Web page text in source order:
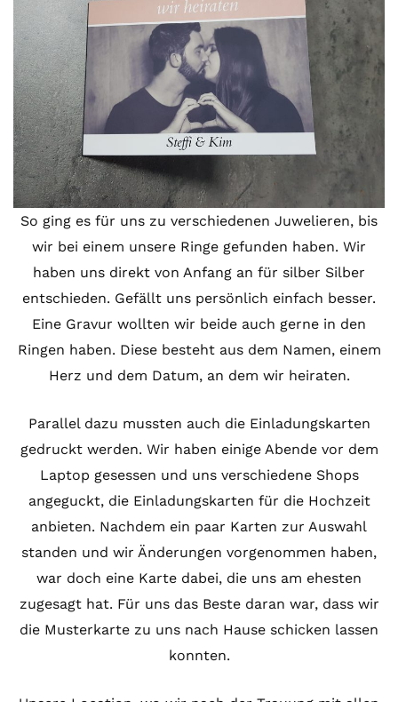
So ging es für uns zu verschiedenen Juwelieren, bis
wir bei einem unsere Ringe gefunden haben. Wir
haben uns direkt von Anfang an für silber Silber
entschieden. Gefällt uns persönlich einfach besser.
Eine Gravur wollten wir beide auch gerne in den
Ringen haben. Diese besteht aus dem Namen, einem
Herz und dem Datum, an dem wir heiraten.
Parallel dazu mussten auch die Einladungskarten
gedruckt werden. Wir haben einige Abende vor dem
Laptop gesessen und uns verschiedene Shops
angeguckt, die Einladungskarten für die Hochzeit
anbieten. Nachdem ein paar Karten zur Auswahl
standen und wir Änderungen vorgenommen haben,
war doch eine Karte dabei, die uns am ehesten
zugesagt hat. Für uns das Beste daran war, dass wir
die Musterkarte zu uns nach Hause schicken lassen
konnten.